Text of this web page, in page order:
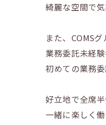
綺麗な空間で
また、COMS
業務委託未経
初めての業務
好立地で全席
一緒に楽しく